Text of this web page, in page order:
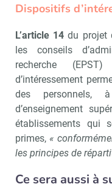
Dispositifs
L’article 14 du projet
les conseils
recherche
d’intéressement
des personnels,
d’enseignement
établissements qui
primes, «
les principes de
Ce sera aussi à